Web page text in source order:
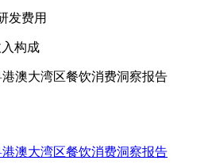
发费用
构成
澳大湾区餐饮消费洞察报告
澳大湾区餐饮消费洞察报告